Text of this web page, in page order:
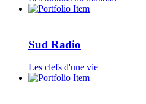
Sud Radio
Les clefs d'une vie